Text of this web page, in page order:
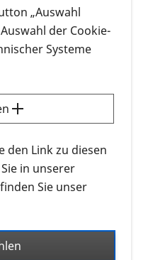
„Auswahl
der Cookie-
Systeme
den Link zu diesen
in unserer
Sie unser